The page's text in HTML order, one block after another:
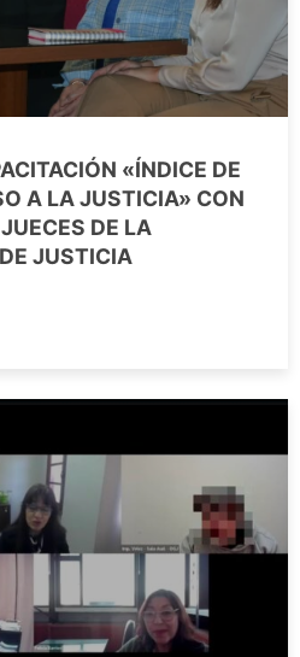
«ÍNDICE DE
A LA JUSTICIA» CON
DE LA
JUSTICIA